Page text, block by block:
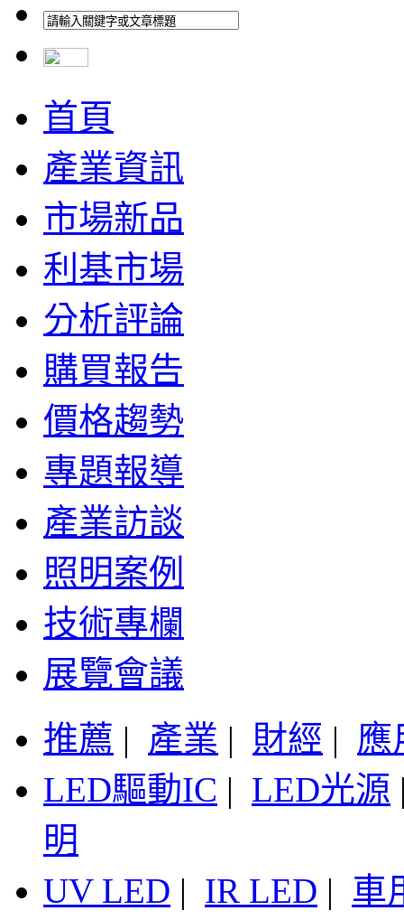
首頁
產業資訊
市場新品
利基市場
分析評論
購買報告
價格趨勢
專題報導
產業訪談
照明案例
技術專欄
展覽會議
推薦 | 產業 | 財經 | 應
LED驅動IC | LED光源
明
UV LED | IR LED | 車